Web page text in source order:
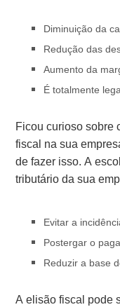
Diminuição da
Redução das
Aumento da
É totalmente
Ficou curioso sobre
fiscal na sua
de fazer isso. A
tributário da sua
Evitar a
Postergar o
Reduzir a base
A elisão fiscal pode